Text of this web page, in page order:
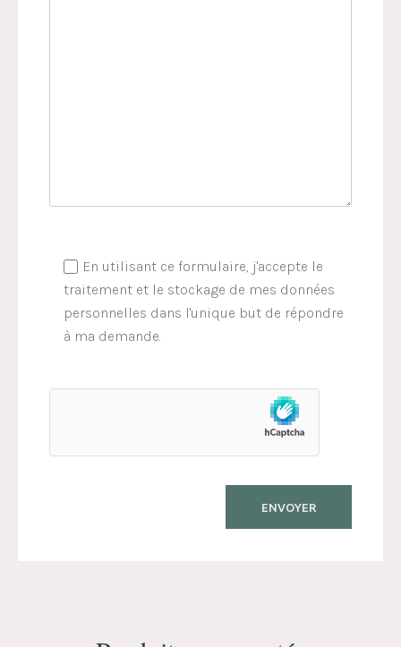
En utilisant ce formulaire, j'accepte le
traitement et le stockage de mes données
personnelles dans l'unique but de répondre
à ma demande.